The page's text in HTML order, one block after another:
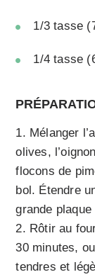
1/3 tasse
1/4 tasse
Mélanger
olives,
flocons de
bol. Étendre
grande
Rôtir au
30 minutes,
tendres et